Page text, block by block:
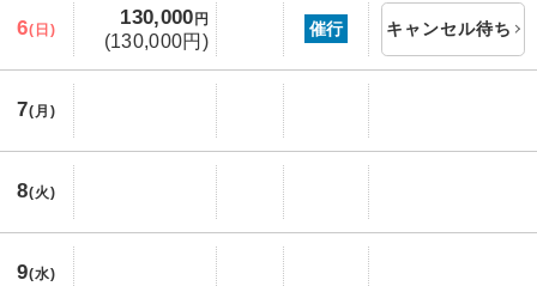
6(日)
130,000 円
(130,000円)
催行 キャンセル待ち
7(月)
8(火)
9(水)